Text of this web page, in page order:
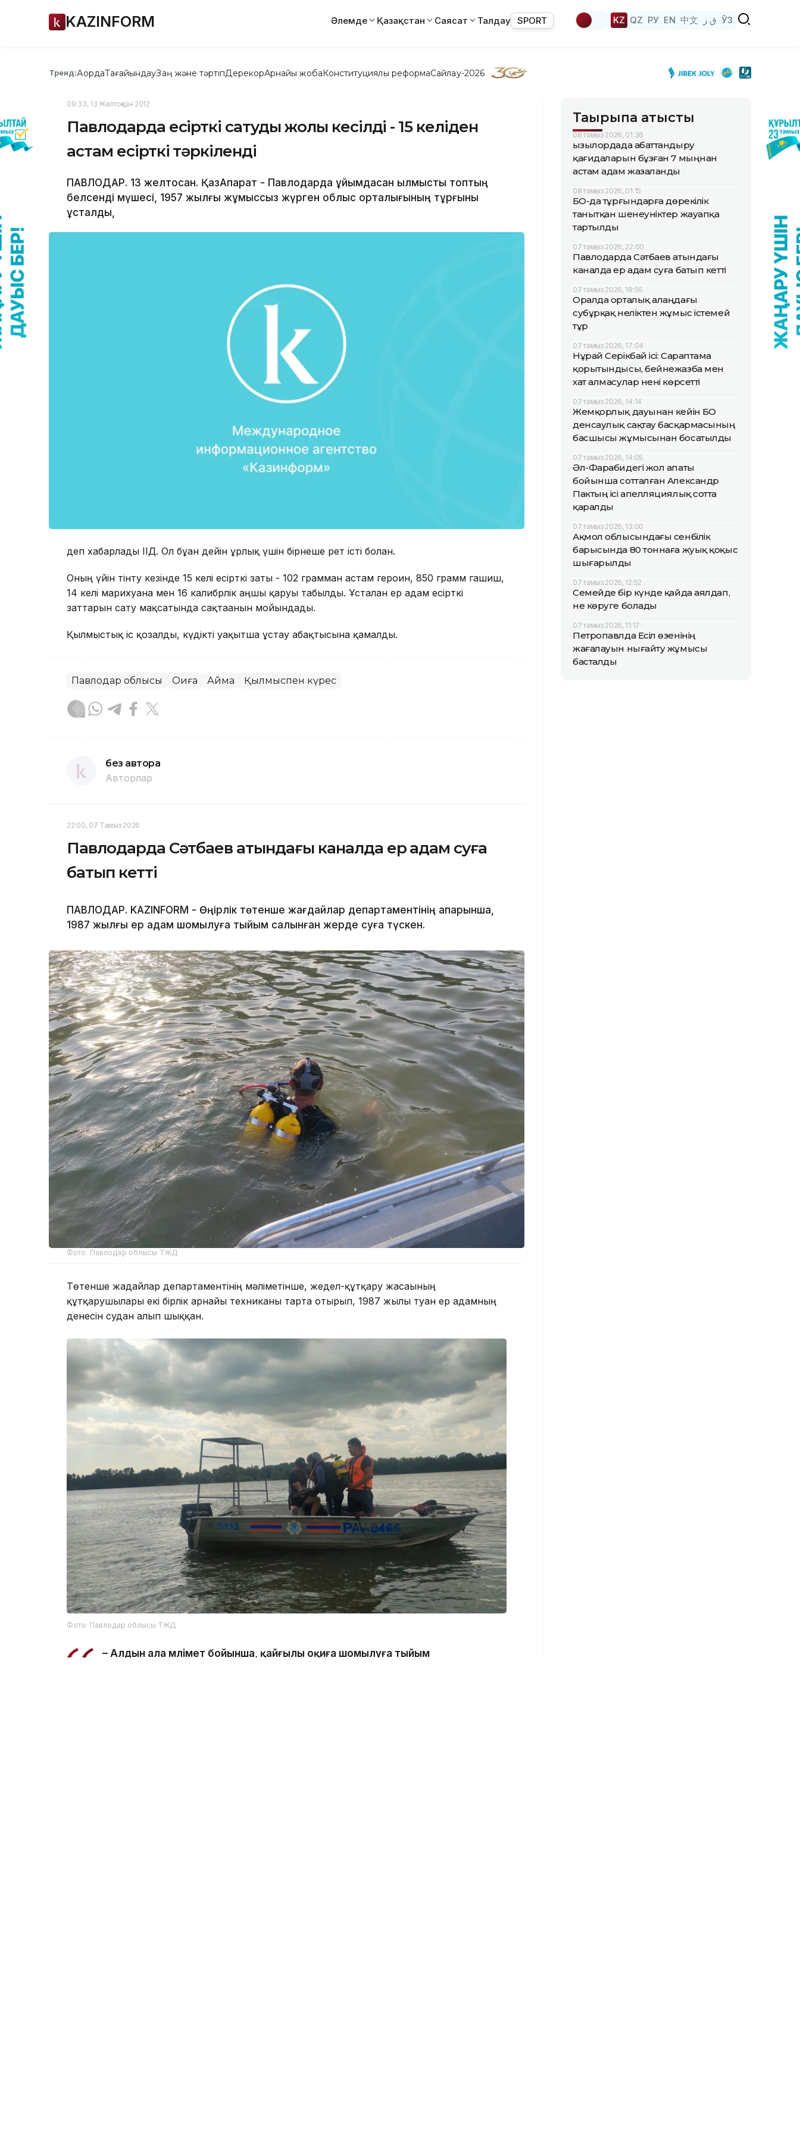
KAZINFORM Әлемде Қазақстан Саясат Талдау SPORT KZ QZ РУ EN 中文 ق ز ЎЗ
Тренд:АқордаТағайындауЗаң және тәртіпДерекқорАрнайы жобаКонституциялық реформаСайлау-2026
09:33, 13 Желтоқсан 2012
Павлодарда есірткі сатудың жолы кесілді - 15 келіден
астам есірткі тәркіленді
ПАВЛОДАР. 13 желтоқсан. ҚазАқпарат - Павлодарда ұйымдасқан қылмыстық топтың
белсенді мүшесі, 1957 жылғы жұмыссыз жүрген облыс орталығының тұрғыны
ұсталды,
деп хабарлады ІІД. Ол бұған дейін ұрлық үшін бірнеше рет істі болған.
Оның үйін тінту кезінде 15 келі есірткі заты - 102 грамман астам героин, 850 грамм гашиш,
14 келі марихуана мен 16 калибрлік аңшы қаруы табылды. Ұсталған ер адам есірткі
заттарын сату мақсатында сақтағанын мойындады.
Қылмыстық іс қозғалды, күдікті уақытша ұстау абақтысына қамалды.
Павлодар облысы Оқиға Аймақ Қылмыспен күрес
без автора
Авторлар
22:00, 07 Тамыз 2026
Павлодарда Сәтбаев атындағы каналда ер адам суға
батып кетті
ПАВЛОДАР. KAZINFORM - Өңірлік төтенше жағдайлар департаментінің ақпарынша,
1987 жылғы ер адам шомылуға тыйым салынған жерде суға түскен.
Фото: Павлодар облысы ТЖД
Төтенше жағдайлар департаментінің мәліметінше, жедел-құтқару жасағының
құтқарушылары екі бірлік арнайы техниканы тарта отырып, 1987 жылы туған ер адамның
денесін судан алып шыққан.
Фото: Павлодар облысы ТЖД
– Алдын ала мәлімет бойынша, қайғылы оқиға шомылуға тыйым
Тақырыпқа қатысты
08 тамыз 2026, 01:36
Қызылордада абаттандыру
қағидаларын бұзған 7 мыңнан
астам адам жазаланды
08 тамыз 2026, 01:15
БҚО-да тұрғындарға дөрекілік
танытқан шенеуніктер жауапқа
тартылды
07 тамыз 2026, 22:00
Павлодарда Сәтбаев атындағы
каналда ер адам суға батып кетті
07 тамыз 2026, 19:56
Оралда орталық алаңдағы
субұрқақ неліктен жұмыс істемей
тұр
07 тамыз 2026, 17:04
Нұрай Серікбай ісі: Сараптама
қорытындысы, бейнежазба мен
хат алмасулар нені көрсетті
07 тамыз 2026, 14:14
Жемқорлық дауынан кейін БҚО
денсаулық сақтау басқармасының
басшысы жұмысынан босатылды
07 тамыз 2026, 14:05
Әл-Фарабидегі жол апаты
бойынша сотталған Александр
Пактың ісі апелляциялық сотта
қаралды
07 тамыз 2026, 13:00
Ақмол облысындағы сенбілік
барысында 80 тоннаға жуық қоқыс
шығарылды
07 тамыз 2026, 12:52
Семейде бір күнде қайда аялдап,
не көруге болады
07 тамыз 2026, 11:17
Петропавлда Есіл өзенінің
жағалауын нығайту жұмысы
басталды